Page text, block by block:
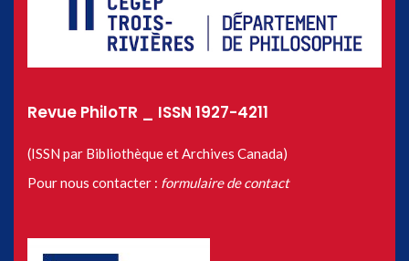
Revue PhiloTR _ ISSN 1927-4211
(ISSN par Bibliothèque et Archives Canada)
Pour nous contacter : formulaire de contact